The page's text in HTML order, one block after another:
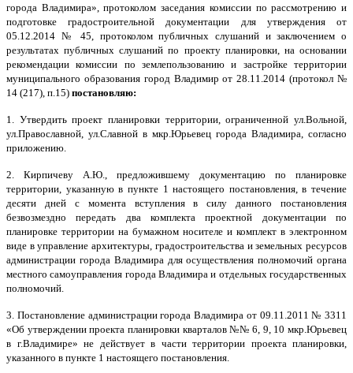
города Владимира», протоколом заседания комиссии по рассмотрению и
подготовке градостроительной документации для утверждения от
05.12.2014 № 45, протоколом публичных слушаний и заключением о
результатах публичных слушаний по проекту планировки, на основании
рекомендации комиссии по землепользованию и застройке территории
муниципального образования город Владимир от 28.11.2014(протокол №
14 (217), п.15) постановляю:
1. Утвердитьпроект планировки территории, ограниченной ул.Вольной,
ул.Православной, ул.Славной в мкр.Юрьевец города Владимира
согласно
приложению.
2. Кирпичеву А.Ю., предложившему документацию по планировке
территории, указанную в пункте 1 настоящего постановления, в течение
десяти дней с момента вступления в силу данного постановления
безвозмездно передать два комплекта проектной документации по
планировке территории на бумажном носителе и комплект в электронном
виде в управление архитектуры, градостроительства и земельных ресурсов
администрации города Владимира для осуществления полномочий органа
местного самоуправления города Владимира и отдельных государственных
полномочий.
3. Постановление администрации города Владимира от 09.11.2011 № 3311
«Об утверждении проекта планировки кварталов №№ 6, 9, 10 мкр.Юрьевец
в г.Владимире» не действует в части территории проекта планировки,
указанного в пункте 1 настоящего постановления.